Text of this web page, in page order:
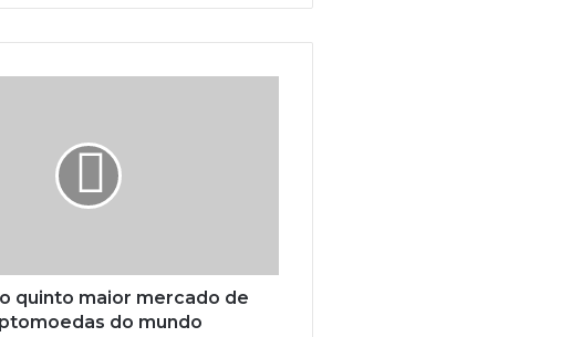
o quinto maior mercado de
do mundo